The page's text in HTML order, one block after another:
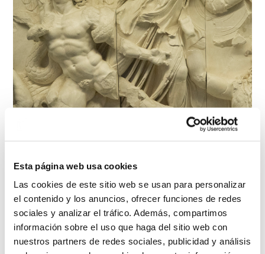
Esta página web usa cookies
Las cookies de este sitio web se usan para personalizar
el contenido y los anuncios, ofrecer funciones de redes
sociales y analizar el tráfico. Además, compartimos
información sobre el uso que haga del sitio web con
nuestros partners de redes sociales, publicidad y análisis
Altar de Zeus. Atenea luchando contra
los Gigantes
Taller de Reproducciones de los Museos
Berlineses
1934